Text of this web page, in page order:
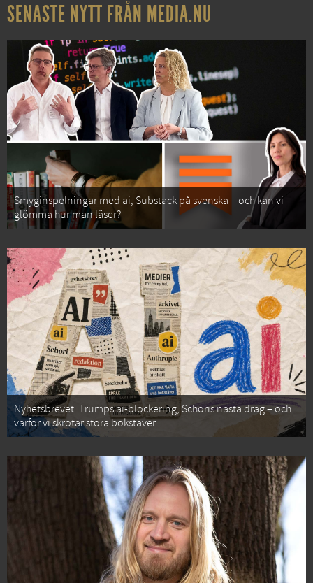
SENASTE NYTT FRÅN MEDIA.NU
Smyginspelningar med ai, Substack på svenska – och kan vi
glömma hur man läser?
Nyhetsbrevet: Trumps ai-blockering, Schoris nästa drag – och
varför vi skrotar stora bokstäver